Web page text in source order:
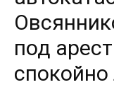
под
спокойно